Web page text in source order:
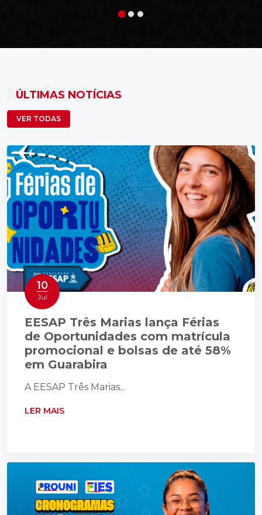
ÚLTIMAS NOTÍCIAS
NOTÍCIAS
VER TODAS
10
Jul
EESAP Três Marias lança Férias
de Oportunidades com matrícula
promocional e bolsas de até 58%
em Guarabira
A EESAP Três Marias...
LER MAIS